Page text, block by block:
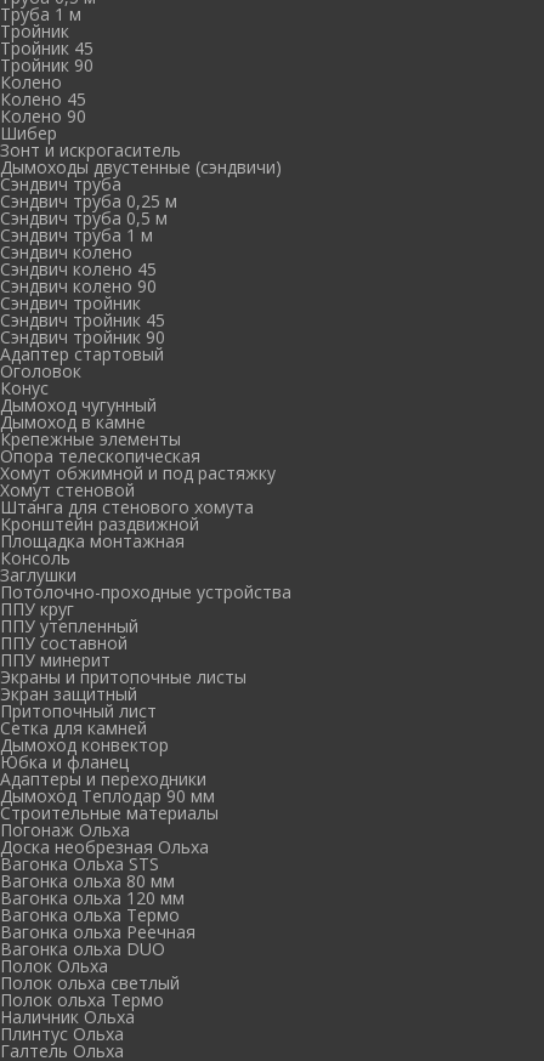
Труба 1 м
Тройник
Тройник 45
Тройник 90
Колено
Колено 45
Колено 90
Шибер
Зонт и искрогаситель
Дымоходы двустенные (сэндвичи)
Сэндвич труба
Сэндвич труба 0,25 м
Сэндвич труба 0,5 м
Сэндвич труба 1 м
Сэндвич колено
Сэндвич колено 45
Сэндвич колено 90
Сэндвич тройник
Сэндвич тройник 45
Сэндвич тройник 90
Адаптер стартовый
Оголовок
Конус
Дымоход чугунный
Дымоход в камне
Крепежные элементы
Опора телескопическая
Хомут обжимной и под растяжку
Хомут стеновой
Штанга для стенового хомута
Кронштейн раздвижной
Площадка монтажная
Консоль
Заглушки
Потолочно-проходные устройства
ППУ круг
ППУ утепленный
ППУ составной
ППУ минерит
Экраны и притопочные листы
Экран защитный
Притопочный лист
Сетка для камней
Дымоход конвектор
Юбка и фланец
Адаптеры и переходники
Дымоход Теплодар 90 мм
Cтроительные материалы
Погонаж Ольха
Доска необрезная Ольха
Вагонка Ольха STS
Вагонка ольха 80 мм
Вагонка ольха 120 мм
Вагонка ольха Термо
Вагонка ольха Реечная
Вагонка ольха DUO
Полок Ольха
Полок ольха светлый
Полок ольха Термо
Наличник Ольха
Плинтус Ольха
Галтель Ольха